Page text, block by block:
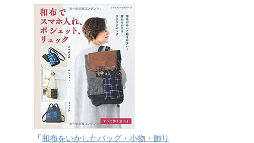
ブ
「 和布をいかしたバッグ・小物・飾り